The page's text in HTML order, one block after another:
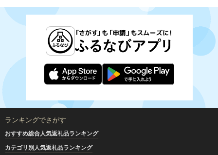
ランキングでさがす
おすすめ総合人気返礼品ランキング
カテゴリ別人気返礼品ランキング